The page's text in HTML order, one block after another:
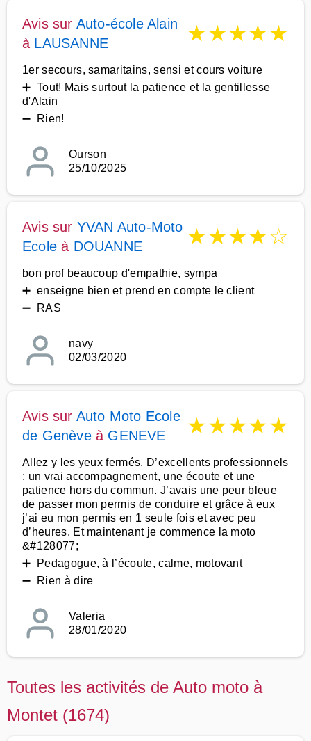
Avis sur Auto-école Alain
à LAUSANNE ★★★★★
1er secours, samaritains, sensi et cours voiture
➕ Tout! Mais surtout la patience et la gentillesse
d'Alain
➖ Rien!
Ourson
25/10/2025
Avis sur YVAN Auto-Moto
Ecole à DOUANNE ★★★★☆
bon prof beaucoup d'empathie, sympa
➕ enseigne bien et prend en compte le client
➖ RAS
navy
02/03/2020
Avis sur Auto Moto Ecole
de Genèveà GENEVE ★★★★★
Allez y les yeux fermés. D’excellents professionnels
: un vrai accompagnement, une écoute et une
patience hors du commun. J’avais une peur bleue
de passer mon permis de conduire et grâce à eux
j’ai eu mon permis en 1 seule fois et avec peu
d’heures. Et maintenant je commence la moto
&#128077;
➕ Pedagogue, à l’écoute, calme, motovant
➖ Rien à dire
Valeria
28/01/2020
Toutes les activités de Auto moto à
Montet (1674)